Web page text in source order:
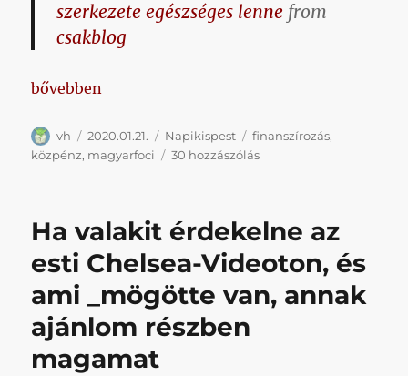
szerkezete egészséges lenne from
csakblog
„Napikispest 2020.01.21.”
bővebben
Szerző
vh Közzétéve
2020.01.21. Kategória
Napikispest Címke
finanszírozás,
közpénz, magyarfoci 30 hozzászólásNapikispest
Ha valakit érdekelne az
esti Chelsea-Videoton, és
ami _mögötte van, annak
ajánlom részben
magamat